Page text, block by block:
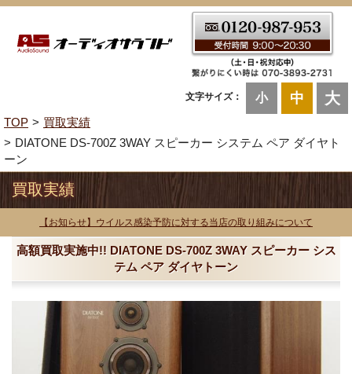
文字サイズ： 小 中 大
TOP
買取実績
DIATONE DS-700Z 3WAY スピーカー システム ペア ダイヤト
ーン
買取実績
【お知らせ】ウイルス感染予防に対する当店の取り組みについて
高額買取実施中!! DIATONE DS-700Z 3WAY スピーカー シス
テム ペア ダイヤトーン